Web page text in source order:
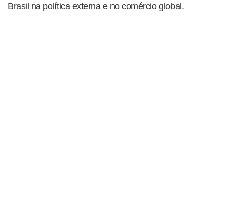
Brasil na política externa e no comércio global.